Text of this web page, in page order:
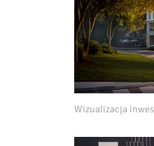
Wizualizacja